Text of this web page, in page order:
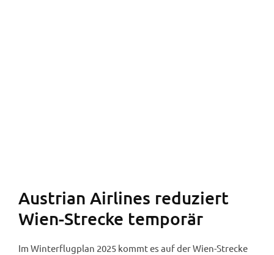
Austrian Airlines reduziert
Wien-Strecke temporär
Im Winterflugplan 2025 kommt es auf der Wien-Strecke